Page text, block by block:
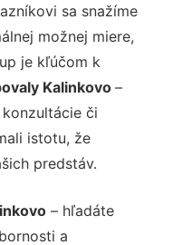
sa snažíme
možnej miere,
je kľúčom k
Kalinkovo –
či
istotu, že
predstáv.
– hľadáte
a